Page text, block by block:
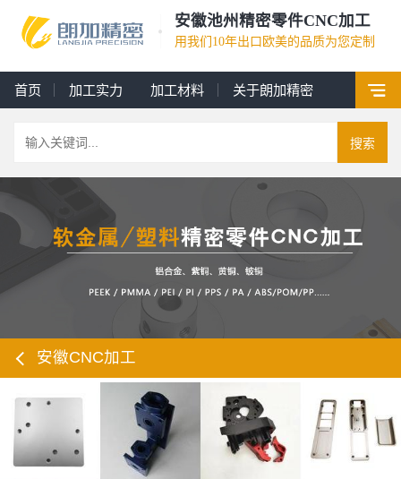
安徽池州精密零件CNC加工
用我们10年出口欧美的品质为您定制
首页 加工实力 加工材料 关于朗加精密
搜索
安徽CNC加工